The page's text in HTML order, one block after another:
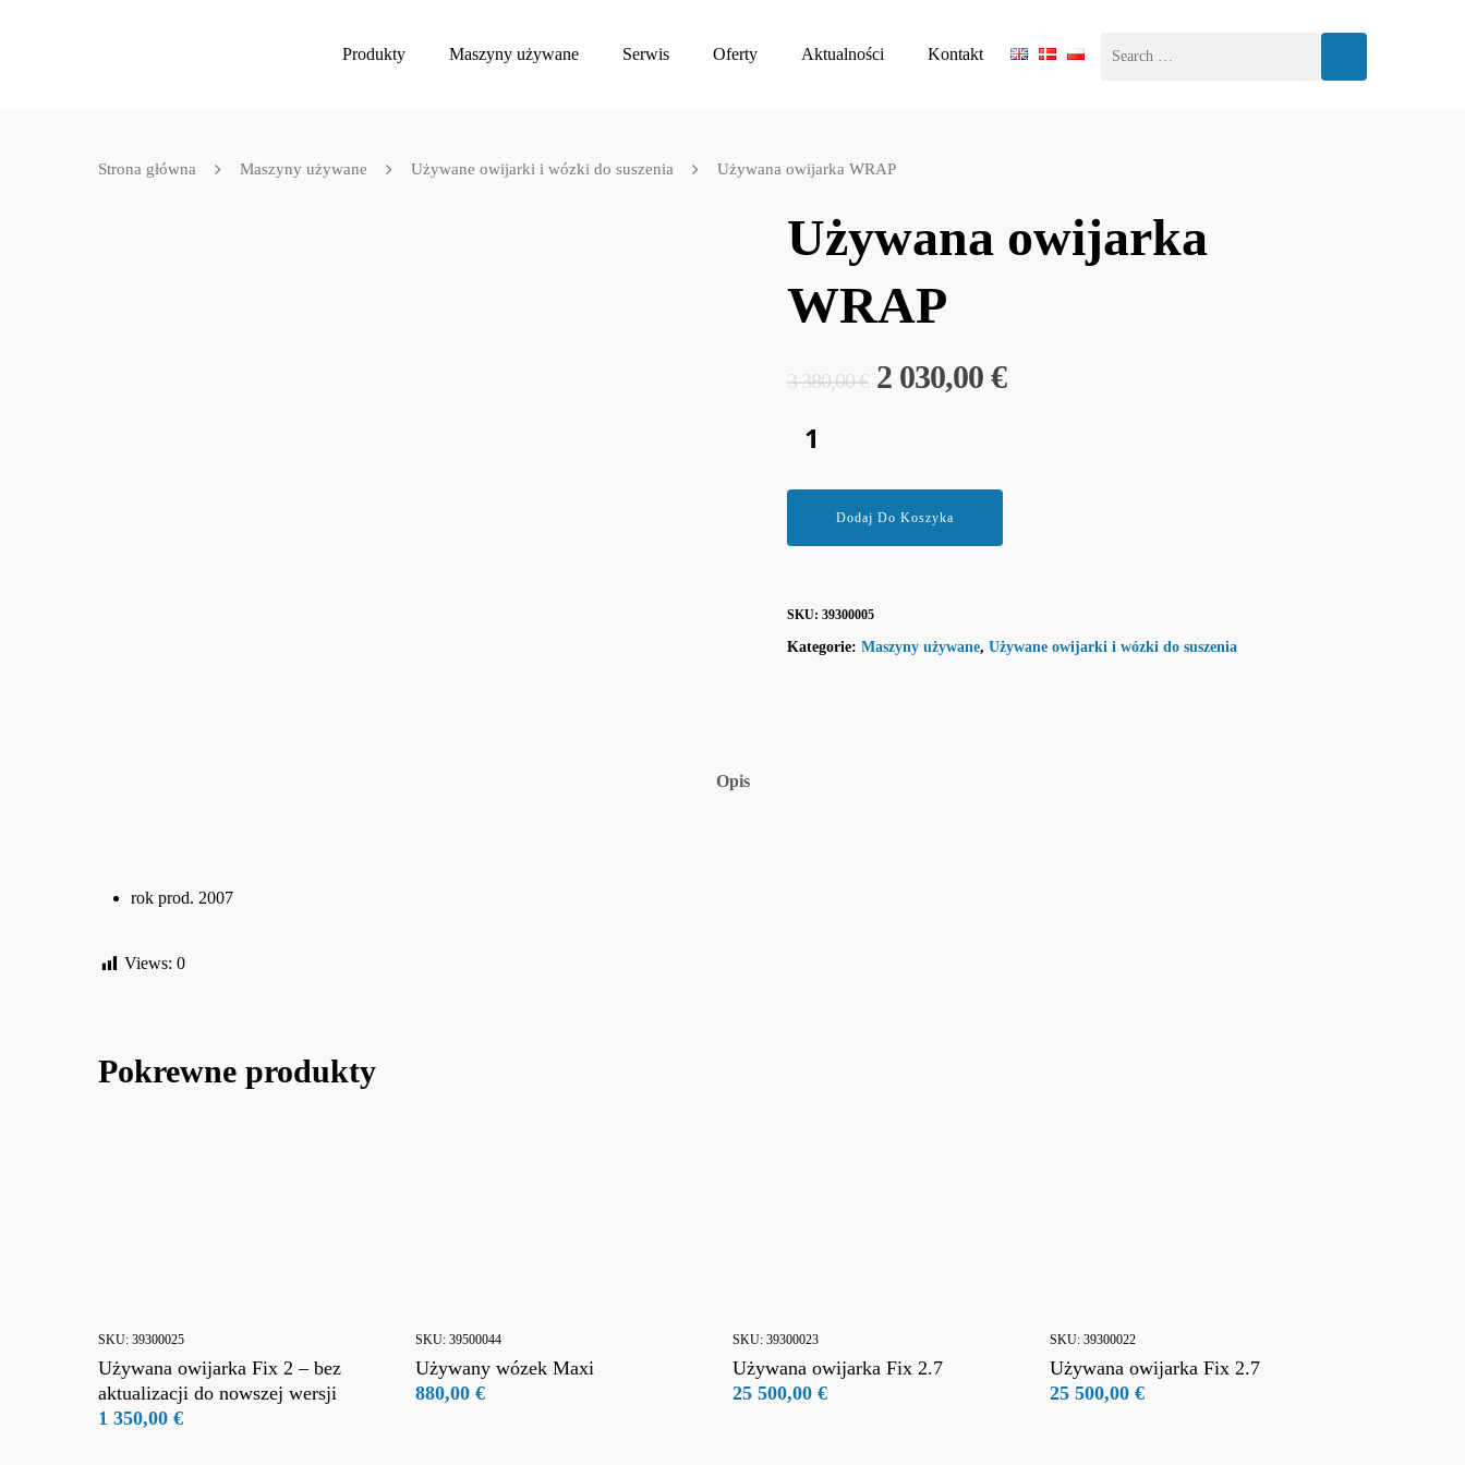
Produkty Maszyny używane Serwis Oferty Aktualności Kontakt
Strona główna Maszyny używane Używane owijarki i wózki do suszenia Używana owijarka WRAP
Używana owijarka
WRAP
3 380,00€ 2 030,00 €
Dodaj Do Koszyka
SKU: 39300005
Kategorie: Maszyny używane, Używane owijarki i wózki do suszenia
Opis
rok prod. 2007
Views: 0
Pokrewne produkty
SKU: 39300025
Używana owijarka Fix 2 – bez
aktualizacji do nowszej wersji
1 350,00 €
SKU: 39500044
Używany wózek Maxi
880,00 €
SKU: 39300023
Używana owijarka Fix 2.7
25 500,00 €
SKU: 39300022
Używana owijarka Fix 2.7
25 500,00 €
Jasopels A/S